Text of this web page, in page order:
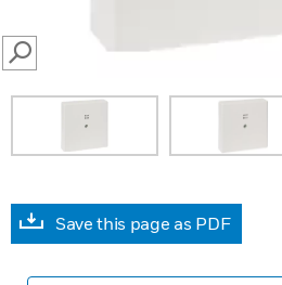
SEARCH
Save this page as PDF